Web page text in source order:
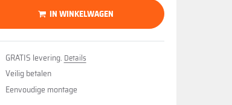
IN WINKELWAGEN
GRATIS levering. Details
Veilig betalen
Eenvoudige montage